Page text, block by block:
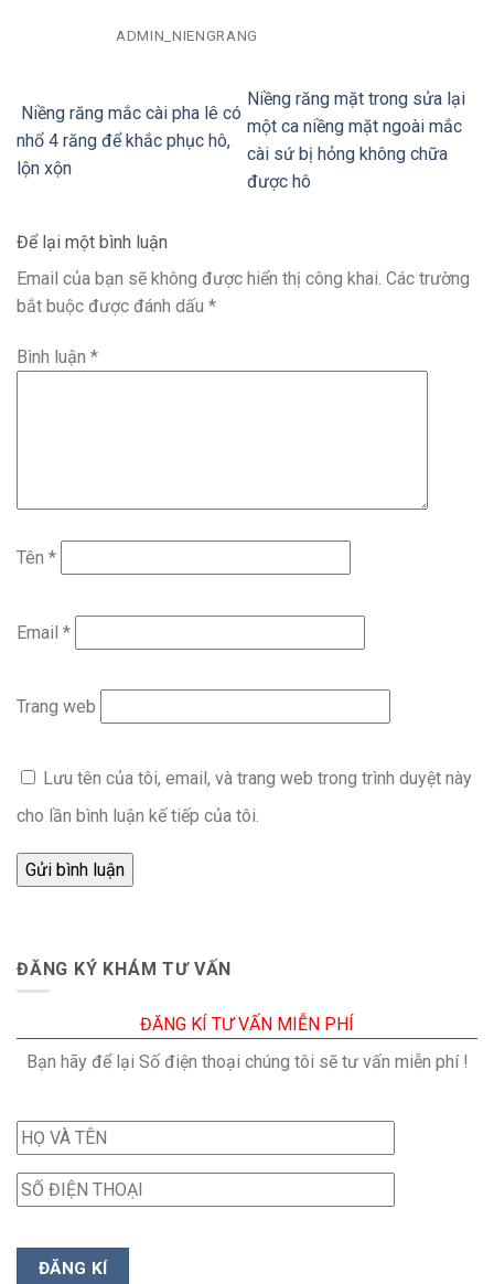
ADMIN_NIENGRANG
Niềng răng mắc cài pha lê có
nhổ 4 răng để khắc phục hô,
lộn xộn
Niềng răng mặt trong sửa lại
một ca niềng mặt ngoài mắc
cài sứ bị hỏng không chữa
được hô
Để lại một bình luận
Email của bạn sẽ không được hiển thị công khai. Các trường
bắt buộc được đánh dấu *
Bình luận *
Tên *
Email *
Trang web
Lưu tên của tôi, email, và trang web trong trình duyệt này
cho lần bình luận kế tiếp của tôi.
ĐĂNG KÝ KHÁM TƯ VẤN
ĐĂNG KÍ TƯ VẤN MIỄN PHÍ
Bạn hãy để lại Số điện thoại chúng tôi sẽ tư vấn miễn phí !